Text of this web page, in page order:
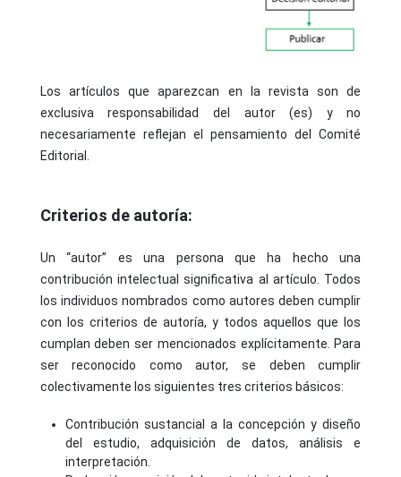
Los artículos que aparezcan en la revista son de
exclusiva responsabilidad del autor (es) y no
necesariamente reflejan el pensamiento del Comité
Editorial.
Criterios de autoría:
Un “autor” es una persona que ha hecho una
contribución intelectual significativa al artículo. Todos
los individuos nombrados como autores deben cumplir
con los criterios de autoría, y todos aquellos que los
cumplan deben ser mencionados explícitamente. Para
ser reconocido como autor, se deben cumplir
colectivamente los siguientes tres criterios básicos:
Contribución sustancial a la concepción y diseño
del estudio, adquisición de datos, análisis e
interpretación.